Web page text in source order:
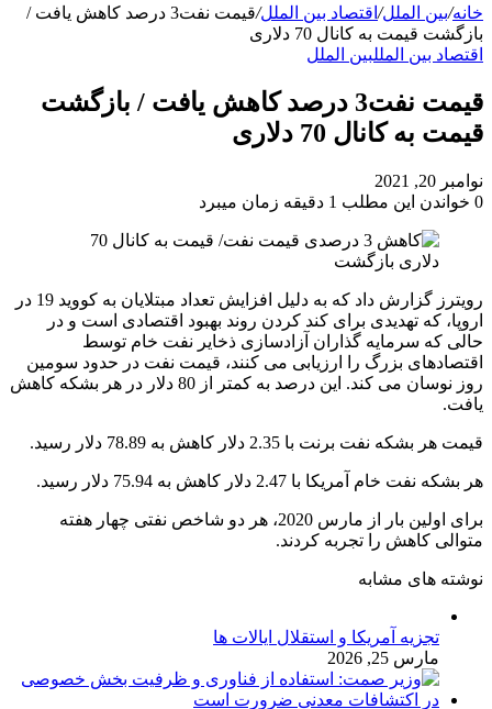
خانه/بین الملل/ اقتصاد بین الملل/
قیمت نفت3 درصد کاهش یافت /
بازگشت قیمت به کانال 70 دلاری
اقتصاد بین المللبین الملل
قیمت نفت3 درصد کاهش یافت / بازگشت
قیمت به کانال 70 دلاری
نوامبر 20, 2021
0 خواندن این مطلب 1 دقیقه زمان میبرد
رویترز گزارش داد که به دلیل افزایش تعداد مبتلایان به کووید 19 در
اروپا، که تهدیدی برای کند کردن روند بهبود اقتصادی است و در
حالی که سرمایه گذاران آزادسازی ذخایر نفت خام توسط
اقتصادهای بزرگ را ارزیابی می کنند، قیمت نفت در حدود سومین
روز نوسان می کند. این درصد به کمتر از 80 دلار در هر بشکه کاهش
یافت.
قیمت هر بشکه نفت برنت با 2.35 دلار کاهش به 78.89 دلار رسید.
هر بشکه نفت خام آمریکا با 2.47 دلار کاهش به 75.94 دلار رسید.
برای اولین بار از مارس 2020، هر دو شاخص نفتی چهار هفته
متوالی کاهش را تجربه کردند.
نوشته های مشابه
تجزیه آمریکا و استقلال ایالات ها
مارس 25, 2026